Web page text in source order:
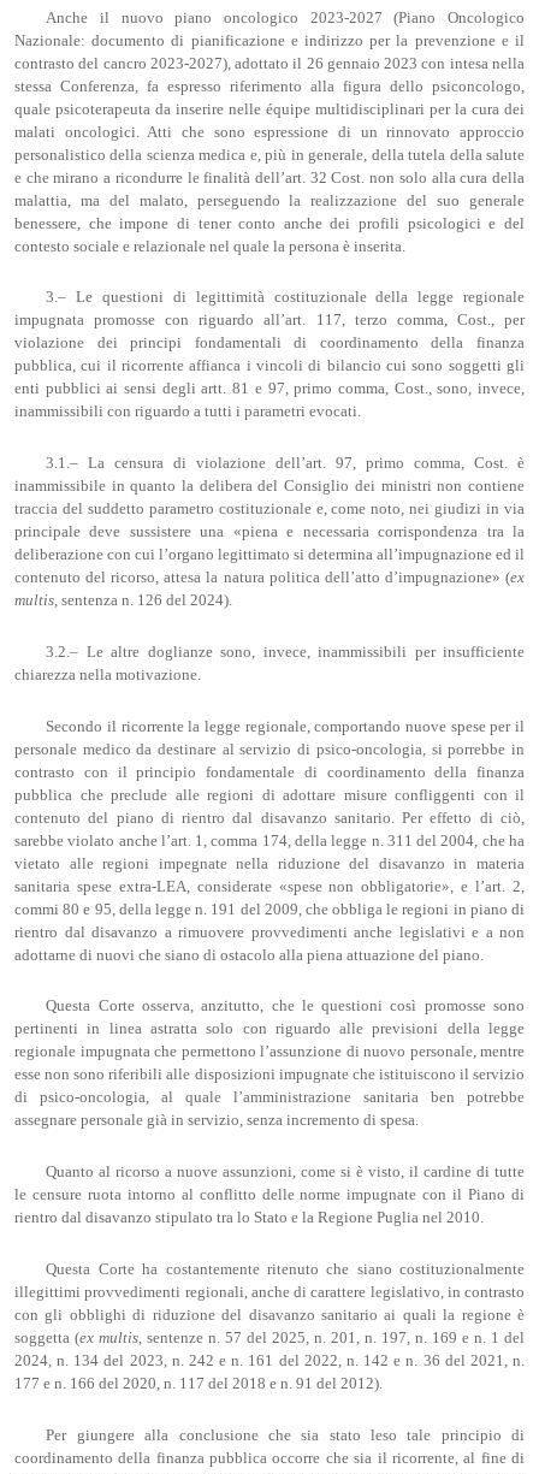
Anche il nuovo piano oncologico 2023-2027 (Piano Oncologico
Nazionale: documento di pianificazione e indirizzo per la prevenzione e il
contrasto del cancro 2023-2027), adottato il 26 gennaio 2023 con intesa nella
stessa Conferenza, fa espresso riferimento alla figura dello psiconcologo,
quale psicoterapeuta da inserire nelle équipe multidisciplinari per la cura dei
malati oncologici. Atti che sono espressione di un rinnovato approccio
personalistico della scienza medica e, più in generale, della tutela della salute
e che mirano a ricondurre le finalità dell’art. 32 Cost. non solo alla cura della
malattia, ma del malato, perseguendo la realizzazione del suo generale
benessere, che impone di tener conto anche dei profili psicologici e del
contesto sociale e relazionale nel quale la persona è inserita.
3.– Le questioni di legittimità costituzionale della legge regionale
impugnata promosse con riguardo all’art. 117, terzo comma, Cost., per
violazione dei principi fondamentali di coordinamento della finanza
pubblica, cui il ricorrente affianca i vincoli di bilancio cui sono soggetti gli
enti pubblici ai sensi degli artt. 81 e 97, primo comma, Cost., sono, invece,
inammissibili con riguardo a tutti i parametri evocati.
3.1.– La censura di violazione dell’art. 97, primo comma, Cost. è
inammissibile in quanto la delibera del Consiglio dei ministri non contiene
traccia del suddetto parametro costituzionale e, come noto, nei giudizi in via
principale deve sussistere una «piena e necessaria corrispondenza tra la
deliberazione con cui l’organo legittimato si determina all’impugnazione ed il
contenuto del ricorso, attesa la natura politica dell’atto d’impugnazione» (ex
multis, sentenza n. 126 del 2024).
3.2.– Le altre doglianze sono, invece, inammissibili per insufficiente
chiarezza nella motivazione.
Secondo il ricorrente la legge regionale, comportando nuove spese per il
personale medico da destinare al servizio di psico-oncologia, si porrebbe in
contrasto con il principio fondamentale di coordinamento della finanza
pubblica che preclude alle regioni di adottare misure confliggenti con il
contenuto del piano di rientro dal disavanzo sanitario. Per effetto di ciò,
sarebbe violato anche l’art. 1, comma 174, della legge n. 311 del 2004, che ha
vietato alle regioni impegnate nella riduzione del disavanzo in materia
sanitaria spese extra-LEA, considerate «spese non obbligatorie», e l’art. 2,
commi 80 e 95, della legge n. 191 del 2009, che obbliga le regioni in piano di
rientro dal disavanzo a rimuovere provvedimenti anche legislativi e a non
adottarne di nuovi che siano di ostacolo alla piena attuazione del piano.
Questa Corte osserva, anzitutto, che le questioni così promosse sono
pertinenti in linea astratta solo con riguardo alle previsioni della legge
regionale impugnata che permettono l’assunzione di nuovo personale, mentre
esse non sono riferibili alle disposizioni impugnate che istituiscono il servizio
di psico-oncologia, al quale l’amministrazione sanitaria ben potrebbe
assegnare personale già in servizio, senza incremento di spesa.
Quanto al ricorso a nuove assunzioni, come si è visto, il cardine di tutte
le censure ruota intorno al conflitto delle norme impugnate con il Piano di
rientro dal disavanzo stipulato tra lo Stato e la Regione Puglia nel 2010.
Questa Corte ha costantemente ritenuto che siano costituzionalmente
illegittimi provvedimenti regionali, anche di carattere legislativo, in contrasto
con gli obblighi di riduzione del disavanzo sanitario ai quali la regione è
soggetta (ex multis, sentenze n. 57 del 2025, n. 201, n. 197, n. 169 e n. 1 del
2024, n. 134 del 2023, n. 242 e n. 161 del 2022, n. 142 e n. 36 del 2021, n.
177 e n. 166 del 2020, n. 117 del 2018 e n. 91 del 2012).
Per giungere alla conclusione che sia stato leso tale principio di
coordinamento della finanza pubblica occorre che sia il ricorrente, al fine di